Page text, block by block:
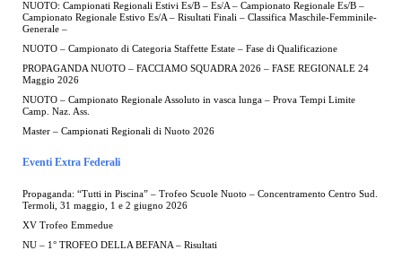
NUOTO: Campionati Regionali Estivi Es/B – Es/A – Campionato Regionale Es/B –
Campionato Regionale Estivo Es/A – Risultati Finali – Classifica Maschile-Femminile-
Generale –
NUOTO – Campionato di Categoria Staffette Estate – Fase di Qualificazione
PROPAGANDA NUOTO – FACCIAMO SQUADRA 2026 – FASE REGIONALE 24
Maggio 2026
NUOTO – Campionato Regionale Assoluto in vasca lunga – Prova Tempi Limite
Camp. Naz. Ass.
Master – Campionati Regionali di Nuoto 2026
Eventi Extra Federali
Propaganda: “Tutti in Piscina” – Trofeo Scuole Nuoto – Concentramento Centro Sud.
Termoli, 31 maggio, 1 e 2 giugno 2026
XV Trofeo Emmedue
NU – 1° TROFEO DELLA BEFANA – Risultati